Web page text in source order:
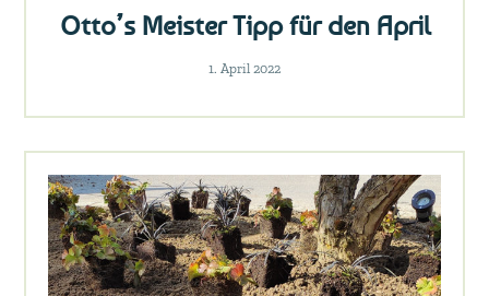
Otto’s Meister Tipp für den April
1. April 2022